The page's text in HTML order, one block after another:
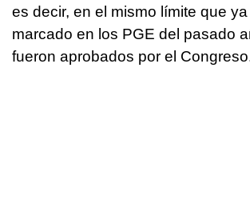
es decir, en el mismo límite que
marcado en los PGE del pasado
fueron aprobados por el